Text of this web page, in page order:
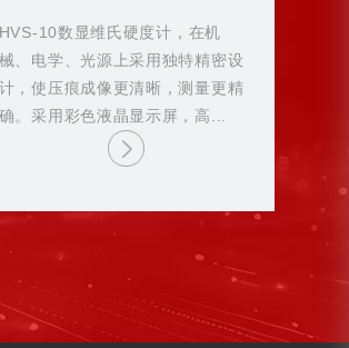
HVS-10数显维氏硬度计，在机
械、电学、光源上采用独特精密设
计，使压痕成像更清晰，测量更精
确。采用彩色液晶显示屏，高...